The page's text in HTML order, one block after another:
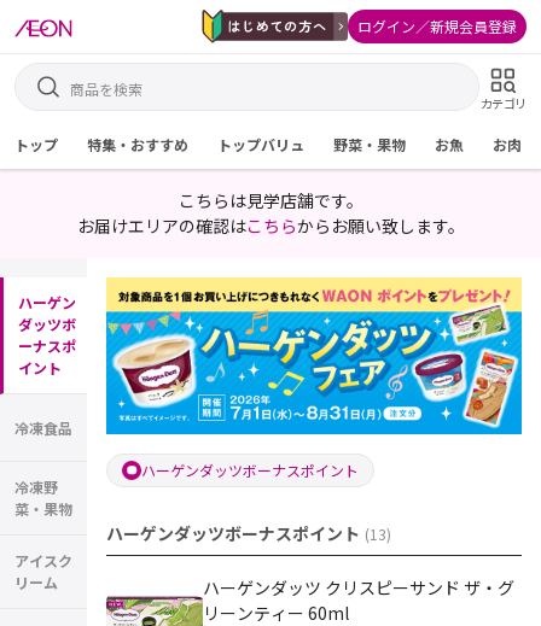
ログイン／新規会員登録
カテゴリ
トップ 特集・おすすめ トップバリュ 野菜・果物 お魚 お肉
こちらは見学店舗です。
お届けエリアの確認はこちらからお願い致します。
ハーゲン
ダッツボ
ーナスポ
イント
冷凍食品
冷凍野
菜・果物
アイスク
リーム
ハーゲンダッツボーナスポイント
ハーゲンダッツボーナスポイント (13)
ハーゲンダッツ クリスピーサンド ザ・グ
リーンティー 60ml